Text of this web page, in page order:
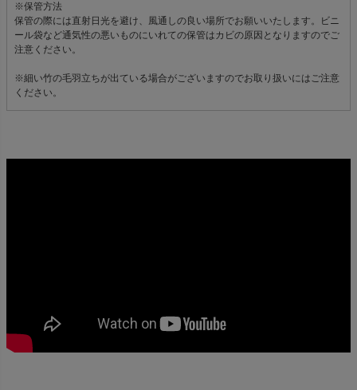
※保管方法
保管の際には直射日光を避け、風通しの良い場所でお願いいたします。ビニ
ール袋など通気性の悪いものにいれての保管はカビの原因となりますのでご
注意ください。
※細い竹の毛羽立ちが出ている場合がございますのでお取り扱いにはご注意
ください。